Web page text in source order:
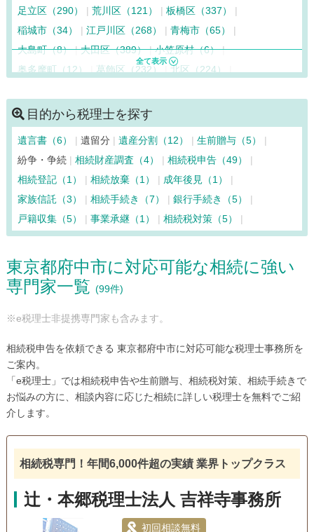
足立区（290）
荒川区（121）
板橋区（337）
稲城市（34）
江戸川区（268）
青梅市（65）
大島町（8） 大田区（389） 小笠原村（6）
奥多摩町（12）
葛飾区（232）
北区（224）
江東区（265） 小金井市（52）
小平市（114） 狛江市（40） 品川区（255）
渋谷区（526） 新宿区（917）
杉並区（304）
墨田区（210） 世田谷区（446） 台東区（505）
立川市（145） 多摩市（78）
中央区（1004）
調布市（122） 千代田区（1161） 豊島区（469）
利島村（6）
中野区（279） 新島村（6）
西東京市（64）
羽村市（48） 東久留米市（54）
東村山市（60）
東大和市（45）
日野市（69）
町田市（157） 御蔵島村（6）
三鷹市（66） 港区（741） 三宅島三宅村（6）
武蔵野市（147）
目的から税理士を探す
遺言書（6） 遺留分 遺産分割（12）
生前贈与（5）
紛争・争続
相続財産調査（4）
相続税申告（49）
相続登記（1）
相続放棄（1）
成年後見（1）
家族信託（3）
相続手続き（7）
銀行手続き（5）
戸籍収集（5）
事業承継（1） 相続税対策（5）
東京都府中市に対応可能な相続に強い
専門家一覧 (99件)
※e税理士非提携専門家も含みます。
相続税申告を依頼できる 東京都府中市に対応可能な税理士事務所を
ご案内。
「e税理士」では相続税申告や生前贈与、相続税対策、相続手続きで
お悩みの方に、相談内容に応じた相続に詳しい税理士を無料でご紹
介します。
相続税専門！年間6,000件超の実績 業界トップクラス
辻・本郷税理士法人 吉祥寺事務所
初回相談無料